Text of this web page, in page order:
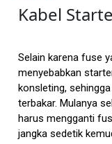
Kabel
Selain karena fuse
menyebabkan
konsleting,
terbakar. Mulanya
harus mengganti
jangka sedetik